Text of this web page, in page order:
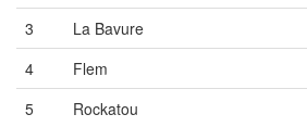
3
La Bavure
4
Flem
5
Rockatou